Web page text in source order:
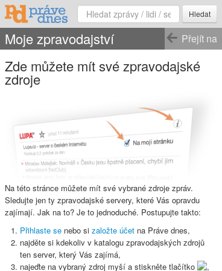
Hledat
Přejít na
Moje zpravodajství
Zde můžete mít své zpravodajské
zdroje
Na této stránce můžete mít své vybrané zdroje zpráv.
Sledujte jen ty zpravodajské servery, které Vás opravdu
zajímají. Jak na to? Je to jednoduché. Postupujte takto:
Přihlaste se nebo si založte účet na Práve dnes,
najděte si kdekoliv v katalogu zpravodajských zdrojů
ten server, který Vás zajímá,
najeďte na vybraný zdroj myší a stiskněte tlačítko ,